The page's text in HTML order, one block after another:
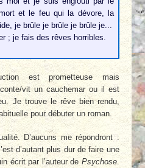
et le feu qui la dévore, la
je brûle je brûle je brûle je...
; je fais des rêves horribles.
est prometteuse mais
vit un cauchemar ou il est
Je trouve le rêve bien rendu,
pour débuter un roman.
D’aucuns me répondront :
d’autant plus dur de faire une
écrit par l’auteur de Psychose.